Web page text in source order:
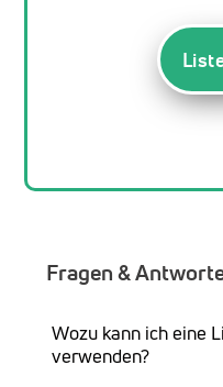
Fragen &
Wozu kann ich eine
verwenden?